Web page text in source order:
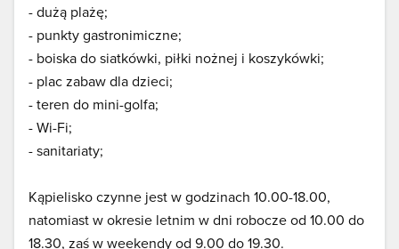
- dużą plażę;
- punkty gastronimiczne;
- boiska do siatkówki, piłki nożnej i koszykówki;
- plac zabaw dla dzieci;
- teren do mini-golfa;
- Wi-Fi;
- sanitariaty;
Kąpielisko czynne jest w godzinach 10.00-18.00,
natomiast w okresie letnim w dni robocze od 10.00 do
18.30, zaś w weekendy od 9.00 do 19.30.